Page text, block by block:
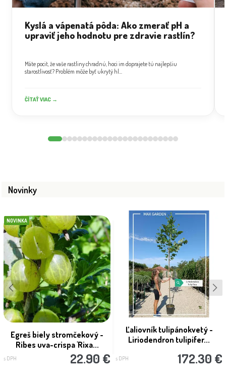
Kyslá a vápenatá pôda: Ako zmerať pH a
upraviť jeho hodnotu pre zdravie rastlín?
Máte pocit, že vaše rastliny chradnú, hoci im doprajete tú najlepšiu
starostlivosť? Problém môže byť ukrytý hl...
ČÍTAŤ VIAC →
Novinky
NOVINKA
Egreš biely stromčekový -
Ribes uva-crispa 'Rixa...
s DPH 22.90 €
Ľaliovník tulipánokvetý -
Liriodendron tulipifer...
s DPH 172.30 €